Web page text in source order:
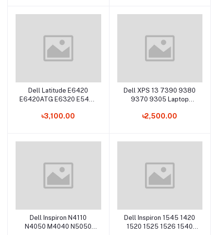
Add to cart
Dell Latitude E6420
E6420ATG E6320 E5420
৳3,100.00
Add to cart
Dell XPS 13 7390 9380
9370 9305 Laptop
৳2,500.00
Add to cart
Dell Inspiron N4110
N4050 M4040 N5050
Add to cart
Dell Inspiron 1545 1420
1520 1525 1526 1540